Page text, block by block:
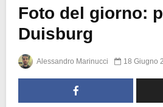
Foto del giorno:
Duisburg
Alessandro Marinucci 18 Giugno